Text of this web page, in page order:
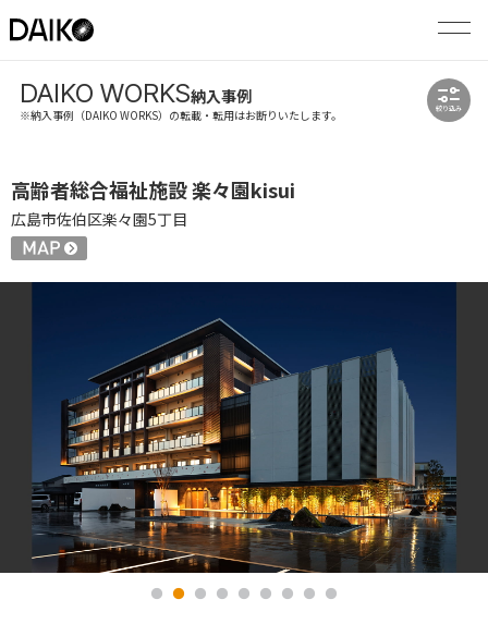
DAIKO WORKS納入事例
※納入事例（DAIKO WORKS）の転載・転用はお断りいたします。 絞り込み
高齢者総合福祉施設 楽々園kisui
広島市佐伯区楽々園5丁目